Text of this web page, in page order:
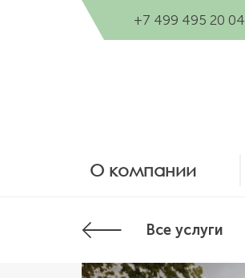
+7 499 495 20 04
О компании
Все услуги